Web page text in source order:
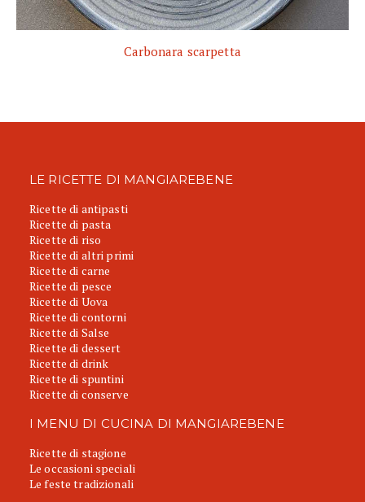
Carbonara scarpetta
LE RICETTE DI MANGIAREBENE
Ricette di antipasti
Ricette di pasta
Ricette di riso
Ricette di altri primi
Ricette di carne
Ricette di pesce
Ricette di Uova
Ricette di contorni
Ricette di Salse
Ricette di dessert
Ricette di drink
Ricette di spuntini
Ricette di conserve
I MENU DI CUCINA DI MANGIAREBENE
Ricette di stagione
Le occasioni speciali
Le feste tradizionali